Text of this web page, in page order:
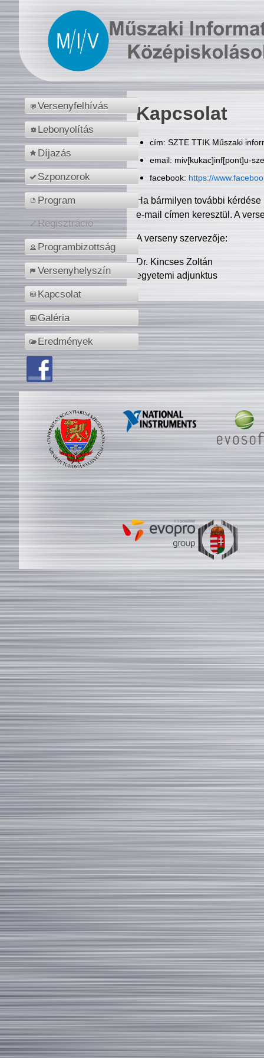
Versenyfelhívás
Lebonyolítás
Díjazás
Szponzorok
Program
Regisztráció
Programbizottság
Versenyhelyszín
Kapcsolat
Galéria
Eredmények
Kapcsolat
cím: SZTE TTIK Műszaki
email: miv[kukac]inf[pont]u-
facebook: https://
Ha bármilyen további
e-mail címen keresztül. A
A verseny szervezője:
Dr. Kincses Zoltán
egyetemi adjunktus